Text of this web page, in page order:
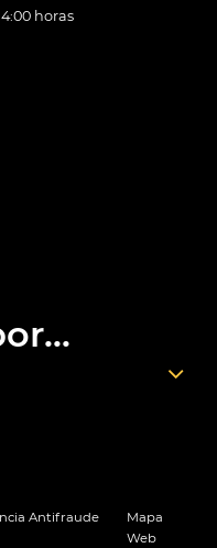
horas
Antifraude
Mapa
Web